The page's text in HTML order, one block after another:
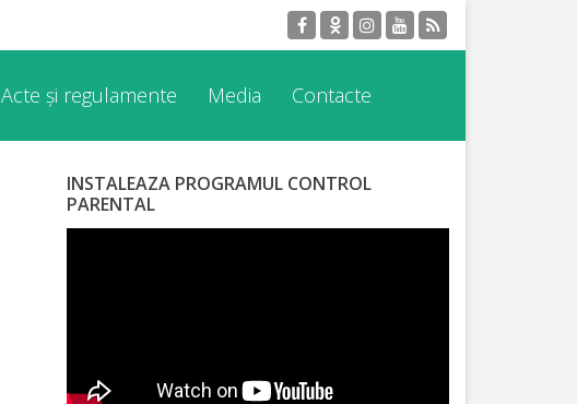
Acte și regulamente Media Contacte
INSTALEAZA PROGRAMUL CONTROL
PARENTAL